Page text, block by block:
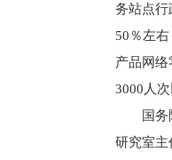
务站点行
50％左
产品网
3000人次
国
研究室主